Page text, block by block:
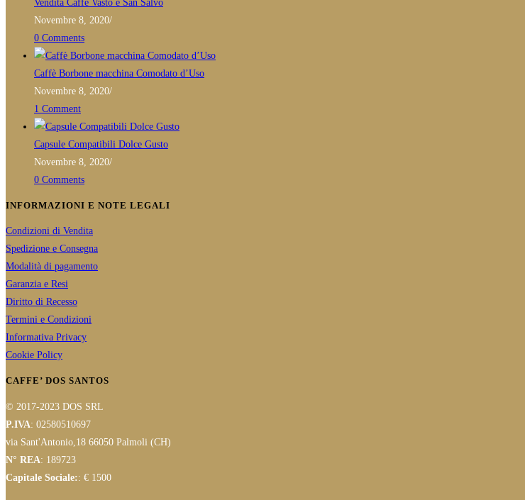
Vendita Caffè Vasto e San Salvo
Novembre 8, 2020/
0 Comments
Caffè Borbone macchina Comodato d’Uso
Novembre 8, 2020/
1 Comment
Capsule Compatibili Dolce Gusto
Novembre 8, 2020/
0 Comments
INFORMAZIONI E NOTE LEGALI
Condizioni di Vendita
Spedizione e Consegna
Modalità di pagamento
Garanzia e Resi
Diritto di Recesso
Termini e Condizioni
Informativa Privacy
Cookie Policy
CAFFE’ DOS SANTOS
© 2017-2023 DOS SRL
P.IVA: 02580510697
via Sant'Antonio,18 66050 Palmoli (CH)
N° REA: 189723
Capitale Sociale:: € 1500